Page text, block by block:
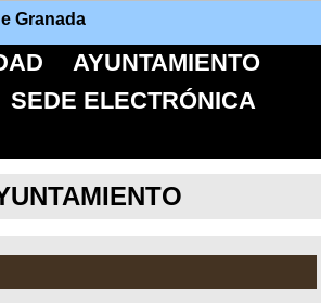
Granada
AYUNTAMIENTO
SEDE ELECTRÓNICA